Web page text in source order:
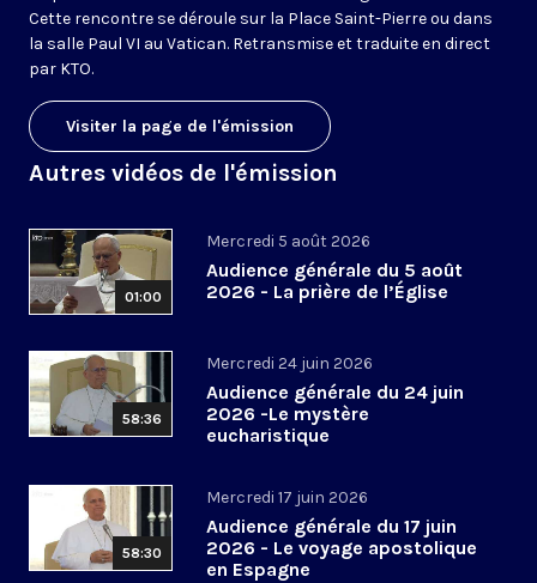
Cette rencontre se déroule sur la Place Saint-Pierre ou dans
la salle Paul VI au Vatican. Retransmise et traduite en direct
par KTO.
Visiter la page de l'émission
Autres vidéos de l'émission
01:00
Mercredi 5 août 2026
Audience générale du 5 août
2026 - La prière de l’Église
58:36
Mercredi 24 juin 2026
Audience générale du 24 juin
2026 -Le mystère
eucharistique
58:30
Mercredi 17 juin 2026
Audience générale du 17 juin
2026 - Le voyage apostolique
en Espagne